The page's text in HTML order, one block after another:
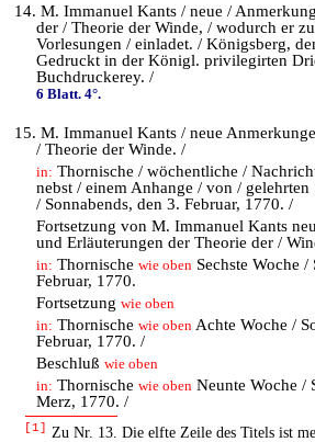
14. M. Immanuel Kants / neue /
der / Theorie der Winde, / wodurch er
Vorlesungen / einladet. / Königsberg,
Gedruckt in der Königl. privilegirten
Buchdruckerey. /
6 Blatt. 4°.
15. M. Immanuel Kants / neue
/ Theorie der Winde. /
in: Thornische / wöchentliche /
nebst / einem Anhange / von / gelehrten
/ Sonnabends, den 3. Februar, 1770. /
Fortsetzung von M. Immanuel Kants
und Erläuterungen der Theorie der /
in: Thornische wie oben Sechste Woche
Februar, 1770.
Fortsetzung wie oben
in: Thornische wie oben Achte Woche /
Februar, 1770. /
Beschluß wie oben
in: Thornische wie oben Neunte Woche /
Merz, 1770. /
[1] Zu Nr. 13. Die elfte Zeile des Titels ist